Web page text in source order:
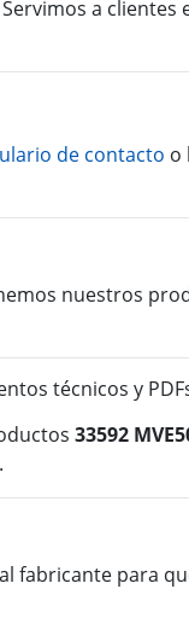
Servimos a clientes
de contacto o
nuestros
técnicos y
33592
para